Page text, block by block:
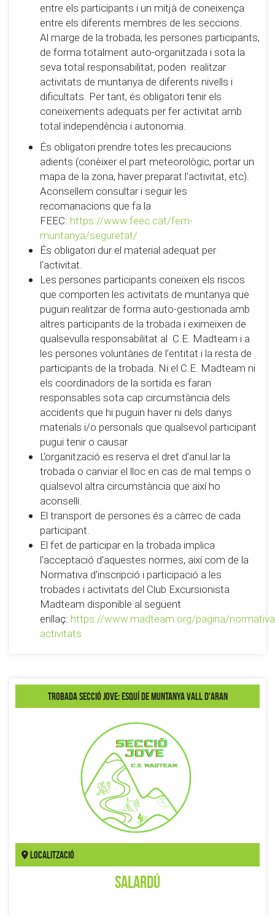
entre els participants i un mitjà de coneixença
entre els diferents membres de les seccions.
Al marge de la trobada, les persones participants,
de forma totalment auto-organitzada i sota la
seva total responsabilitat, poden realitzar
activitats de muntanya de diferents nivells i
dificultats. Per tant, és obligatori tenir els
coneixements adequats per fer activitat amb
total independència i autonomia.
És obligatori prendre totes les precaucions
adients (conèixer el part meteorològic, portar un
mapa de la zona, haver preparat l'activitat, etc).
Aconsellem consultar i seguir les
recomanacions que fa la
FEEC: https://www.feec.cat/fem-
muntanya/seguretat/
És obligatori dur el material adequat per
l'activitat.
Les persones participants coneixen els riscos
que comporten les activitats de muntanya que
puguin realitzar de forma auto-gestionada amb
altres participants de la trobada i eximeixen de
qualsevulla responsabilitat al C.E. Madteam i a
les persones voluntàries de l’entitat i la resta de
participants de la trobada. Ni el C.E. Madteam ni
els coordinadors de la sortida es faran
responsables sota cap circumstància dels
accidents que hi puguin haver ni dels danys
materials i/o personals que qualsevol participant
pugui tenir o causar
L'organització es reserva el dret d'anul.lar la
trobada o canviar el lloc en cas de mal temps o
qualsevol altra circumstància que així ho
aconselli.
El transport de persones és a càrrec de cada
participant.
El fet de participar en la trobada implica
l'acceptació d'aquestes normes, així com de la
Normativa d'inscripció i participació a les
trobades i activitats del Club Excursionista
Madteam disponible al següent
enllaç: https://www.madteam.org/pagina/
activitats
Trobada secció Jove: Esquí de muntanya Vall d'Aran
Localització
Salardú